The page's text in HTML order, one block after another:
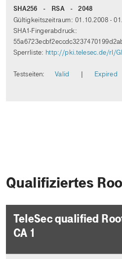
SHA256 - RSA - 2048
Gültigkeitszeitraum: 01.10.2008 -
SHA1-Fingerabdruck:
Sperrliste: http://pki.telesec.de/rl/
Testseiten: Valid | Expired
Qualifiziertes
TeleSec qualified
CA 1